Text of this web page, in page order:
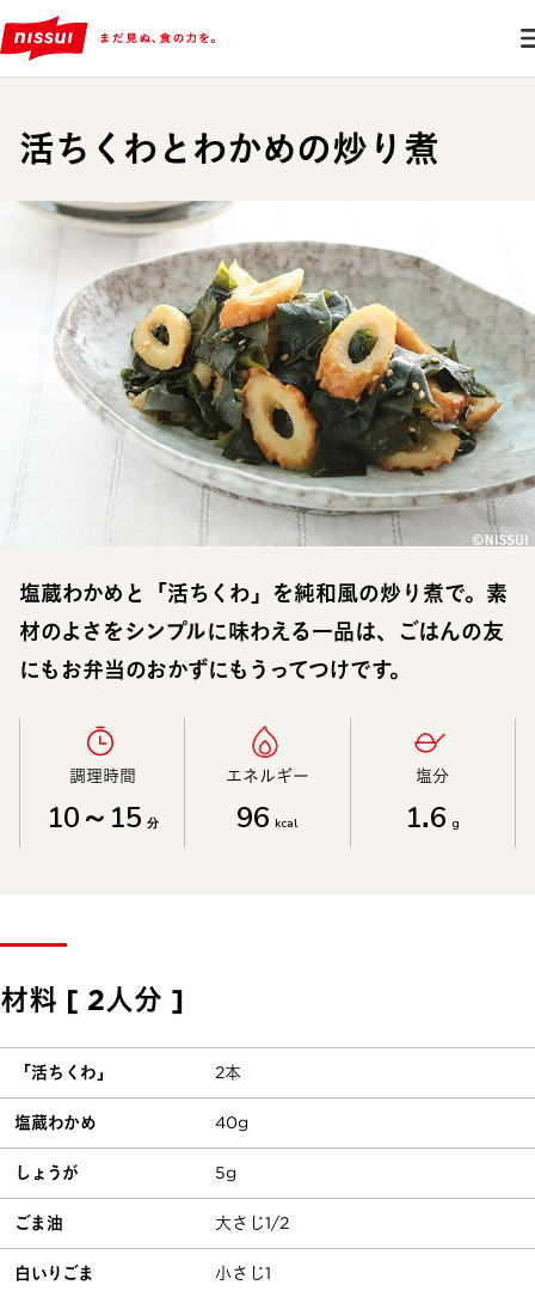
活ちくわとわかめの炒り煮
塩蔵わかめと「活ちくわ」を純和風の炒り煮で。素
材のよさをシンプルに味わえる一品は、ごはんの友
にもお弁当のおかずにもうってつけです。
調理時間​
10～15 分
エネルギー​
96 kcal
塩分​
1.6 g
材料 [ 2人分 ]
「活ちくわ」 2本
塩蔵わかめ 40g
しょうが 5g
ごま油 大さじ1/2
白いりごま 小さじ1